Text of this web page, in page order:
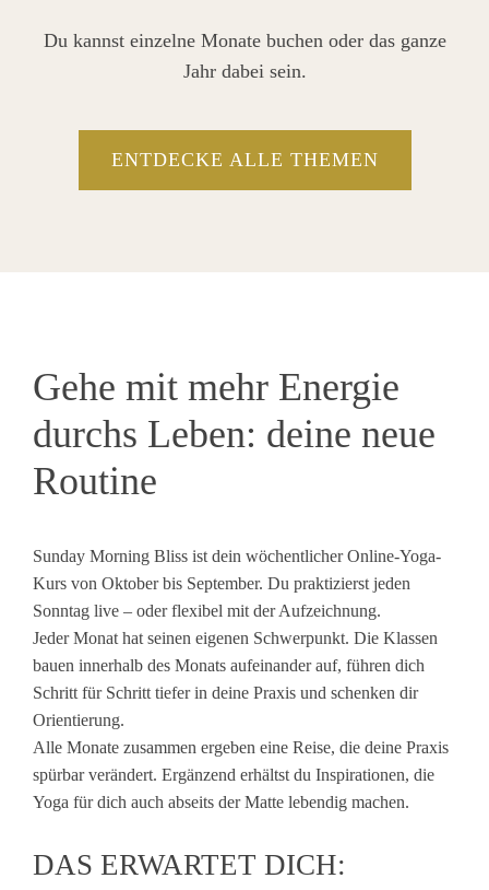
Du kannst einzelne Monate buchen oder das ganze
Jahr dabei sein.
ENTDECKE ALLE THEMEN
Gehe mit mehr Energie
durchs Leben: deine neue
Routine
Sunday Morning Bliss ist dein wöchentlicher Online-Yoga-
Kurs von Oktober bis September. Du praktizierst jeden
Sonntag live – oder flexibel mit der Aufzeichnung.
Jeder Monat hat seinen eigenen Schwerpunkt. Die Klassen
bauen innerhalb des Monats aufeinander auf, führen dich
Schritt für Schritt tiefer in deine Praxis und schenken dir
Orientierung.
Alle Monate zusammen ergeben eine Reise, die deine Praxis
spürbar verändert. Ergänzend erhältst du Inspirationen, die
Yoga für dich auch abseits der Matte lebendig machen.
DAS ERWARTET DICH: